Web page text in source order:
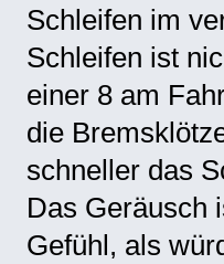
Schleifen im
Schleifen ist
einer 8 am
die
schneller das
Das Geräusch
Gefühl, als